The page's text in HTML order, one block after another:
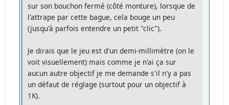
sur son bouchon fermé (côté monture), lorsque de
l'attrape par cette bague, cela bouge un peu
(jusqu'à parfois entendre un petit "clic").
Je dirais que le jeu est d'un demi-millimètre (on le
voit visuellement) mais comme je n'ai ça sur
aucun autre objectif je me demande s'il n'y a pas
un défaut de réglage (surtout pour un objectif à
1K).